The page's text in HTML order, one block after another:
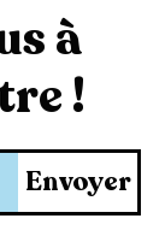
à
!
Envoyer